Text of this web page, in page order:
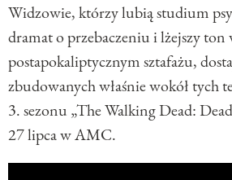
Widzowie, którzy lubią studium
dramat o przebaczeniu i lżejszy ton
postapokaliptycznym sztafażu,
zbudowanych właśnie wokół tych
3. sezonu „The Walking Dead:
27 lipca w AMC.